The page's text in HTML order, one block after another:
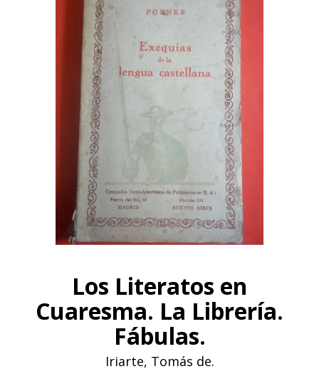
Los Literatos en
Cuaresma. La Librería.
Fábulas.
Iriarte, Tomás de.